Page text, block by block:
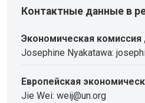
Контактные данные в
Экономическая комиссия
Josephine Nyakatawa:
Европейская
Jie Wei: weij@un.org